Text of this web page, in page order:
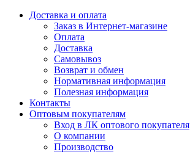
Доставка и оплата
Заказ в Интернет-магазине
Оплата
Доставка
Самовывоз
Возврат и обмен
Нормативная информация
Полезная информация
Контакты
Оптовым покупателям
Вход в ЛК оптового покупателя
О компании
Производство